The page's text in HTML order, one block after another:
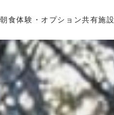
朝食体験・オプション共有施設